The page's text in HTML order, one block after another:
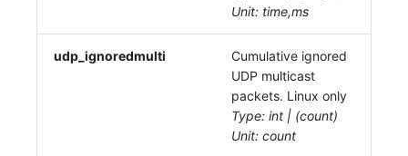
Unit: time,ms
udp_ignoredmulti
Cumulative ignored
UDP multicast
packets. Linux only
Type: int | (count)
Unit: count